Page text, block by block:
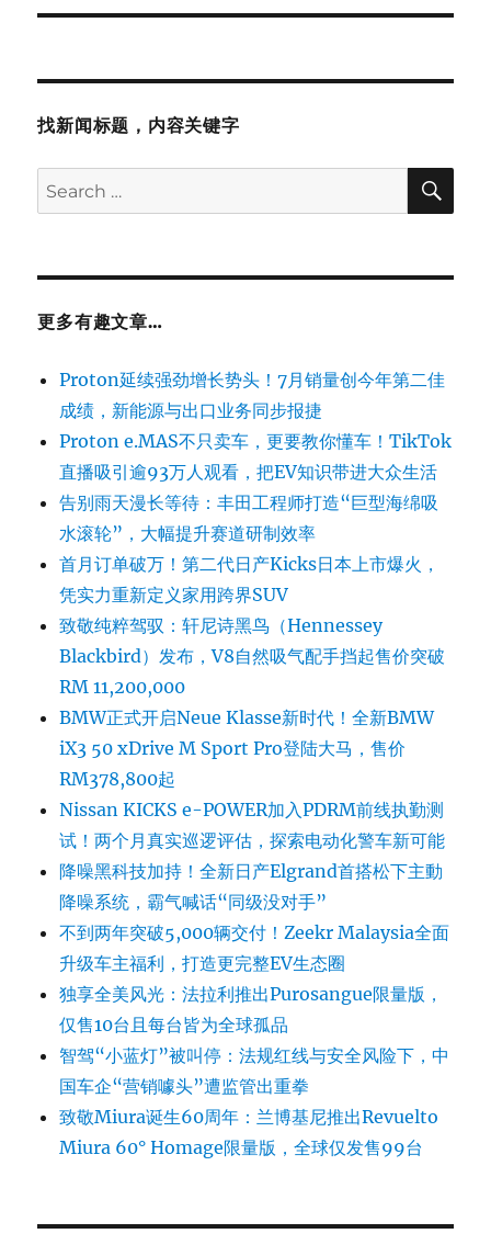
找新闻标题，内容关键字
Search
for:
更多有趣文章…
Proton延续强劲增长势头！7月销量创今年第二佳
成绩，新能源与出口业务同步报捷
Proton e.MAS不只卖车，更要教你懂车！TikTok
直播吸引逾93万人观看，把EV知识带进大众生活
告别雨天漫长等待：丰田工程师打造“巨型海绵吸
水滚轮”，大幅提升赛道研制效率
首月订单破万！第二代日产Kicks日本上市爆火，
凭实力重新定义家用跨界SUV
致敬纯粹驾驭：轩尼诗黑鸟（Hennessey
Blackbird）发布，V8自然吸气配手挡起售价突破
RM 11,200,000
BMW正式开启Neue Klasse新时代！全新BMW
iX3 50 xDrive M Sport Pro登陆大马，售价
RM378,800起
Nissan KICKS e-POWER加入PDRM前线执勤测
试！两个月真实巡逻评估，探索电动化警车新可能
降噪黑科技加持！全新日产Elgrand首搭松下主動
降噪系统，霸气喊话“同级没对手”
不到两年突破5,000辆交付！Zeekr Malaysia全面
升级车主福利，打造更完整EV生态圈
独享全美风光：法拉利推出Purosangue限量版，
仅售10台且每台皆为全球孤品
智驾“小蓝灯”被叫停：法规红线与安全风险下，中
国车企“营销噱头”遭监管出重拳
致敬Miura诞生60周年：兰博基尼推出Revuelto
Miura 60° Homage限量版，全球仅发售99台